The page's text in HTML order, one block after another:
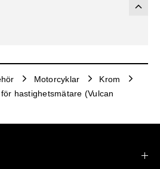
Motorcyklar
Krom
hastighetsmätare (Vulcan